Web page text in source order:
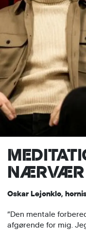
NÆRVÆR
Oskar Lejonklo,
“Den mentale
afgørende for mig.